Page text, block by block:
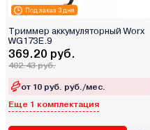
Под заказ 3 дня
Триммер аккумуляторный Worx
WG173E.9
369.20 руб.
402.43 руб.
от 10 руб. руб./мес.
Еще 1 комплектация